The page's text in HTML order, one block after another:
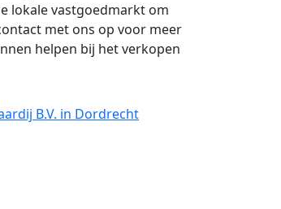
lokale vastgoedmarkt om
met ons op voor meer
helpen bij het verkopen
B.V. in Dordrecht